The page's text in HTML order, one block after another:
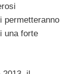
permetteranno
una forte